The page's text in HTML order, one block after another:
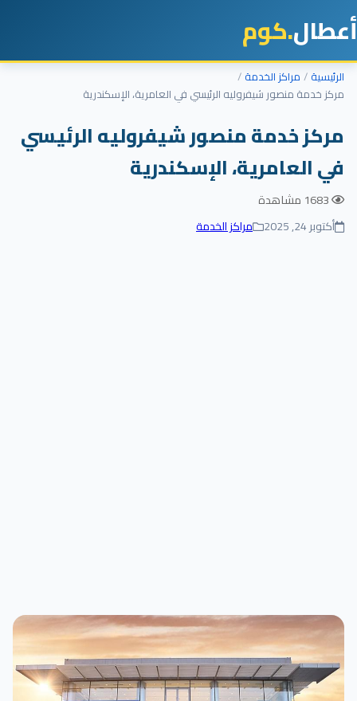
.كوم
مراكز الخدمة
خدمة منصور شيفروليه الرئيسي في العامرية، الإسكندرية
خدمة منصور شيفروليه الرئيسي
العامرية، الإسكندرية
أكتوبر 24, 2025 مراكز الخدمة